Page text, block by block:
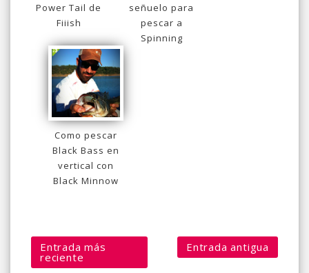
Power Tail de
Fiiish
señuelo para
pescar a
Spinning
Como pescar
Black Bass en
vertical con
Black Minnow
Entrada más
reciente
Entrada antigua